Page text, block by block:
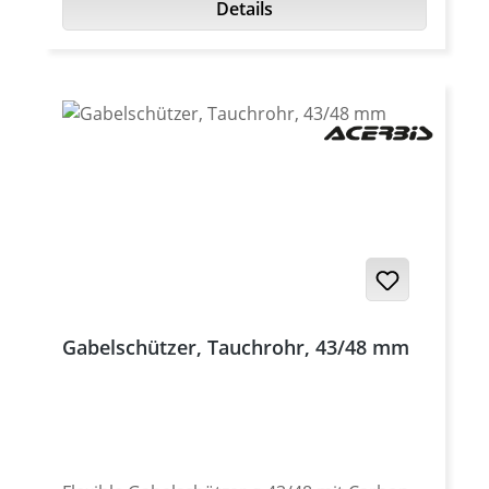
Steuerkopfrohr Lenkerklemmen (22 oder
28mm Lenker) Schraubensatz TÜV
gefräst Gabelbrücke oben 54mm
Klemmung Gabelbrücke unten 60mm
Details
Gabelschützer, Tauchrohr, 43/48 mm